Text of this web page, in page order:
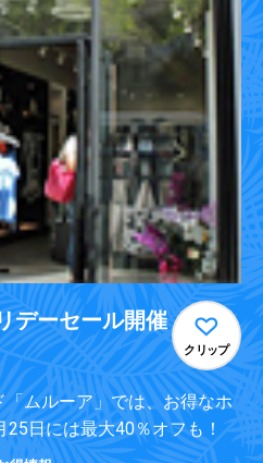
デーセール開催
クリップ
ムルーア」では、お得なホ
25日には最大40％オフも！